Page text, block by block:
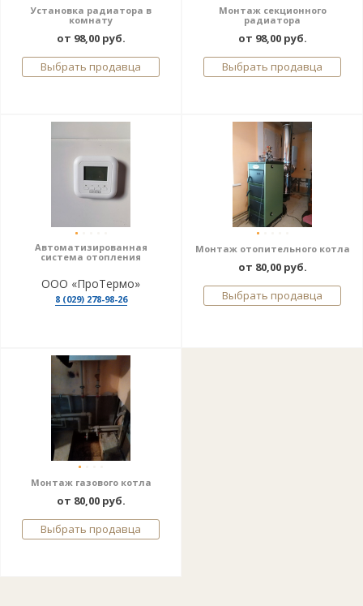
Установка радиатора в
комнату
от 98,00 руб.
Выбрать продавца
Монтаж секционного
радиатора
от 98,00 руб.
Выбрать продавца
Автоматизированная
система отопления
ООО «ПроТермо»
8 (029) 278-98-26
Монтаж отопительного котла
от 80,00 руб.
Выбрать продавца
Монтаж газового котла
от 80,00 руб.
Выбрать продавца